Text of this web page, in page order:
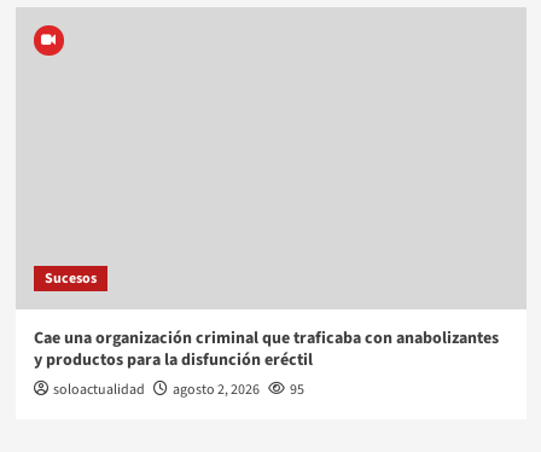
Sucesos
Cae una organización criminal que traficaba con anabolizantes
y productos para la disfunción eréctil
soloactualidad agosto 2, 2026 95